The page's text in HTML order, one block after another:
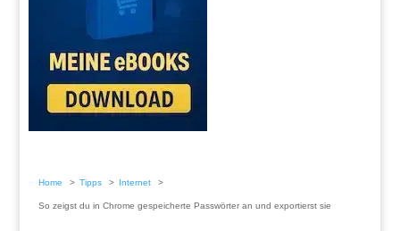
Home Tipps Internet
So zeigst du in Chrome gespeicherte Passwörter an und exportierst sie